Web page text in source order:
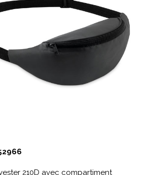
210D avec compartiment